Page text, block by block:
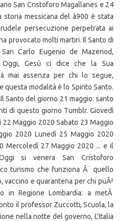
San Cristoforo Magallanes e 24
storia messicana del â900 è stata
persecuzione perpetrata ai
provocato molti martiri. Il Santo di
Carlo Eugenio de Mazenod,
Oggi, Gesù ci dice che la Sua
mai assenza per chi lo segue,
questa modalità è lo Spirito Santo.
Santo del giorno 21 maggio: santo
di questo giorno Tumblr. Giovedì
Maggio 2020 Sabato 23 Maggio
2020 Lunedì 25 Maggio 2020
Mercoledì 27 Maggio 2020 ... e il
si venera San Cristoforo
turismo che funziona Ã¨ quello
e quarantena per chi puÃ²
in Regione Lombardia: a metÃ
il professor Zuccotti, Scuola, la
nella notte del governo, L’Italia